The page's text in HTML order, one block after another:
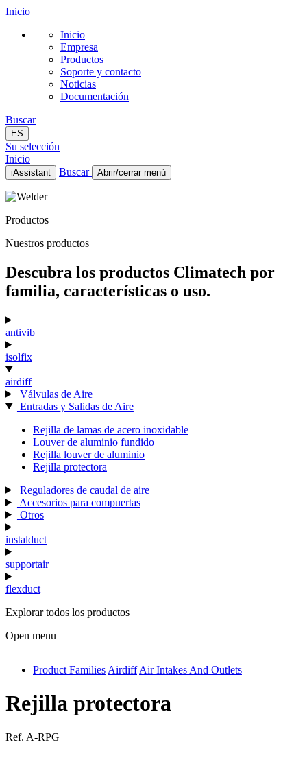
Inicio
Inicio
Empresa
Productos
Soporte y contacto
Noticias
Documentación
Buscar
ES
Su selección
Inicio
iAssistant Buscar Abrir/cerrar menú
Inicio
Productos
Noticias
ES
Productos
Nuestros productos
Descubra los productos Climatech por
familia, características o uso.
antivib
isolfix
airdiff
Válvulas de Aire
Entradas y Salidas de Aire
Rejilla de lamas de acero inoxidable
Louver de aluminio fundido
Rejilla louver de aluminio
Rejilla protectora
Reguladores de caudal de aire
Accesorios para compuertas
Otros
instalduct
supportair
flexduct
Explorar todos los productos
Open menu
antivib
isolfix
Product Families Airdiff Air Intakes And Outlets
Rejilla protectora
Ref. A-RPG